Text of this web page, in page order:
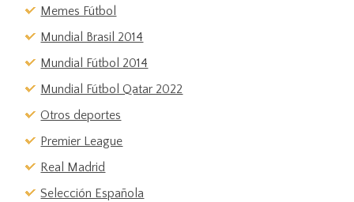
Memes Fútbol
Mundial Brasil 2014
Mundial Fútbol 2014
Mundial Fútbol Qatar 2022
Otros deportes
Premier League
Real Madrid
Selección Española